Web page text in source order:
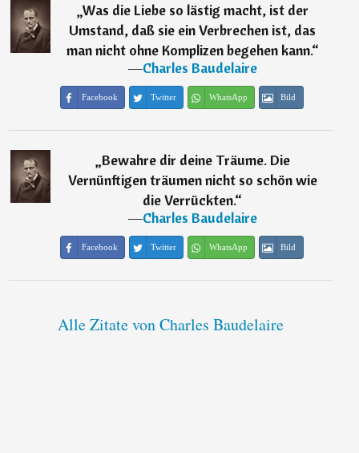
„Was die Liebe so lästig macht, ist der
Umstand, daß sie ein Verbrechen ist, das
man nicht ohne Komplizen begehen kann.“
―Charles Baudelaire
Facebook Twitter WhatsApp Bild
„Bewahre dir deine Träume. Die
Vernünftigen träumen nicht so schön wie
die Verrückten.“
―Charles Baudelaire
Facebook Twitter WhatsApp Bild
Alle Zitate von Charles Baudelaire